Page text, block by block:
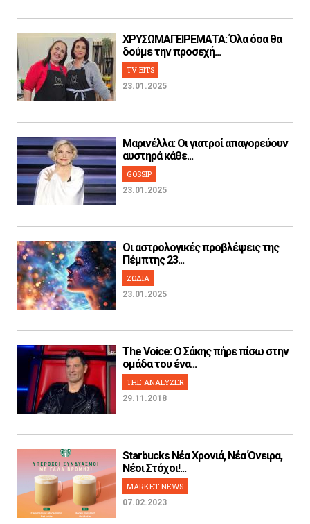
ΧΡΥΣΩΜΑΓΕΙΡΕΜΑΤΑ: Όλα όσα θα
δούμε την προσεχή...
TV BITS
23.01.2025
Μαρινέλλα: Οι γιατροί απαγορεύουν
αυστηρά κάθε...
GOSSIP
23.01.2025
Οι αστρολογικές προβλέψεις της
Πέμπτης 23...
ΖΩΔΙΑ
23.01.2025
The Voice: Ο Σάκης πήρε πίσω στην
ομάδα του ένα...
THE ANALYZER
29.11.2018
Starbucks Νέα Χρονιά, Νέα Όνειρα,
Νέοι Στόχοι!...
MARKET NEWS
07.02.2023